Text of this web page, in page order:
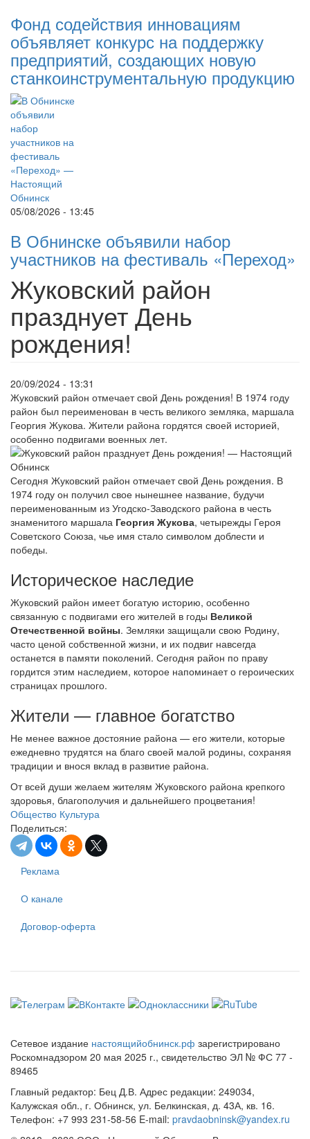
Фонд содействия инновациям
объявляет конкурс на поддержку
предприятий, создающих новую
станкоинструментальную продукцию
05/08/2026 - 13:45
В Обнинске объявили набор
участников на фестиваль «Переход»
Жуковский район
празднует День
рождения!
20/09/2024 - 13:31
Жуковский район отмечает свой День рождения! В 1974 году
район был переименован в честь великого земляка, маршала
Георгия Жукова. Жители района гордятся своей историей,
особенно подвигами военных лет.
Сегодня Жуковский район отмечает свой День рождения. В
1974 году он получил свое нынешнее название, будучи
переименованным из Угодско-Заводского района в честь
знаменитого маршала Георгия Жукова, четырежды Героя
Советского Союза, чье имя стало символом доблести и
победы.
Историческое наследие
Жуковский район имеет богатую историю, особенно
связанную с подвигами его жителей в годы Великой
Отечественной войны. Земляки защищали свою Родину,
часто ценой собственной жизни, и их подвиг навсегда
останется в памяти поколений. Сегодня район по праву
гордится этим наследием, которое напоминает о героических
страницах прошлого.
Жители — главное богатство
Не менее важное достояние района — его жители, которые
ежедневно трудятся на благо своей малой родины, сохраняя
традиции и внося вклад в развитие района.
От всей души желаем жителям Жуковского района крепкого
здоровья, благополучия и дальнейшего процветания!
Общество Культура
Поделиться:
Реклама
О канале
Договор-оферта
Сетевое издание настоящийобнинск.рф зарегистрировано
Роскомнадзором 20 мая 2025 г., свидетельство ЭЛ № ФС 77 -
89465
Главный редактор: Бец Д.В. Адрес редакции: 249034,
Калужская обл., г. Обнинск, ул. Белкинская, д. 43А, кв. 16.
Телефон: +7 993 231-58-56 E-mail: pravdaobninsk@yandex.ru